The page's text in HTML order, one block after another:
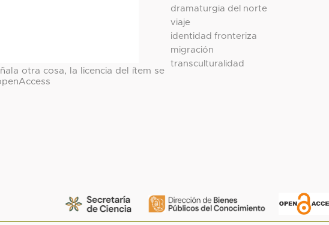
dramaturgia del norte
viaje
identidad fronteriza
migración
transculturalidad
otra cosa, la licencia del ítem se